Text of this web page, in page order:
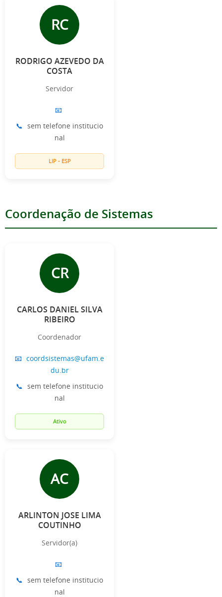
RC
RODRIGO AZEVEDO DA
COSTA
Servidor
📧
📞 sem telefone institucio
nal
LIP - ESP
Coordenação de Sistemas
CR
CARLOS DANIEL SILVA
RIBEIRO
Coordenador
📧 coordsistemas@ufam.e
du.br
📞 sem telefone institucio
nal
Ativo
AC
ARLINTON JOSE LIMA
COUTINHO
Servidor(a)
📧
📞 sem telefone institucio
nal